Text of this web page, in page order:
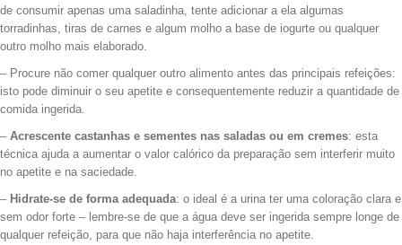
de consumir apenas uma saladinha, tente adicionar a ela algumas
torradinhas, tiras de carnes e algum molho a base de iogurte ou qualquer
outro molho mais elaborado.
– Procure não comer qualquer outro alimento antes das principais refeições:
isto pode diminuir o seu apetite e consequentemente reduzir a quantidade de
comida ingerida.
– Acrescente castanhas e sementes nas saladas ou em cremes: esta
técnica ajuda a aumentar o valor calórico da preparação sem interferir muito
no apetite e na saciedade.
– Hidrate-se de forma adequada: o ideal é a urina ter uma coloração clara e
sem odor forte – lembre-se de que a água deve ser ingerida sempre longe de
qualquer refeição, para que não haja interferência no apetite.